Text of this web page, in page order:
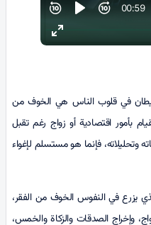
في قلوب الناس هي الخوف من
بأمور اقتصادية أو زواج رغم تقبل
وتحليلاته، فإنما هو مستسلم لإغواء
يزرع في النفوس الخوف من الفقر،
وإخراج الصدقات والزكاة والخمس،